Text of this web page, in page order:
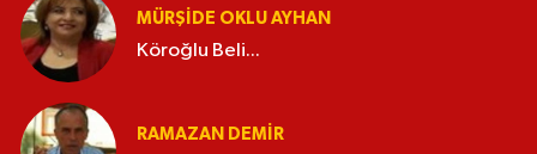
MÜRŞIDE OKLU AYHAN
Köroğlu Beli...
RAMAZAN DEMİR